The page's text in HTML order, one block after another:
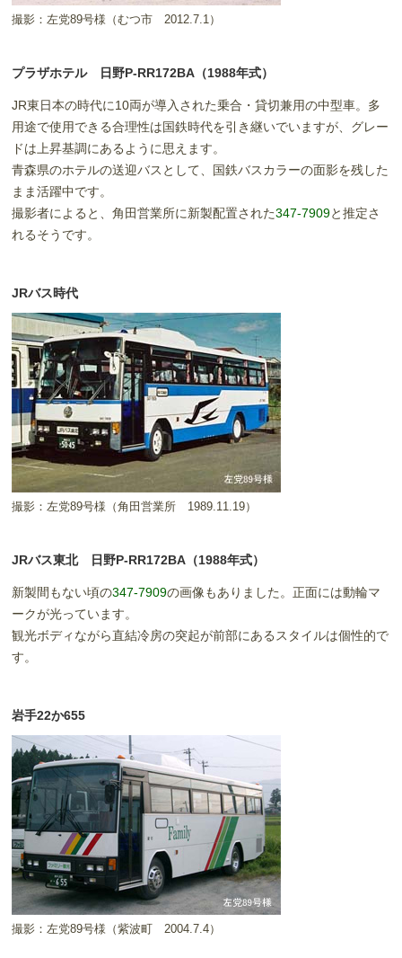
撮影：左党89号様（むつ市 2012.7.1）
プラザホテル 日野P-RR172BA（1988年式）
JR東日本の時代に10両が導入された乗合・貸切兼用の中型車。多
用途で使用できる合理性は国鉄時代を引き継いでいますが、グレー
ドは上昇基調にあるように思えます。
青森県のホテルの送迎バスとして、国鉄バスカラーの面影を残した
まま活躍中です。
撮影者によると、角田営業所に新製配置された347-7909と推定さ
れるそうです。
JRバス時代
撮影：左党89号様（角田営業所 1989.11.19）
JRバス東北 日野P-RR172BA（1988年式）
新製間もない頃の347-7909の画像もありました。正面には動輪マ
ークが光っています。
観光ボディながら直結冷房の突起が前部にあるスタイルは個性的で
す。
岩手22か655
撮影：左党89号様（紫波町 2004.7.4）